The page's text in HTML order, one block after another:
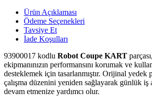
Ürün Açıklaması
Ödeme Seçenekleri
Tavsiye Et
İade Koşulları
93900017 kodlu Robot Coupe KART
ekipmanınızın performansını korumak ve
desteklemek için tasarlanmıştır. Orijinal yedek
çalışma düzenini yeniden sağlayarak günlük iş
devam etmenize yardımcı olur.